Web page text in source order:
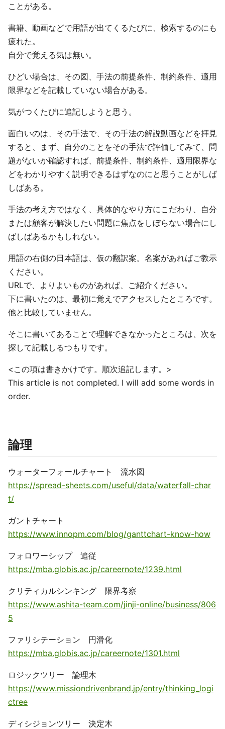
ことがある。
書籍、動画などで用語が出てくるたびに、検索するのにも
疲れた。
自分で覚える気は無い。
ひどい場合は、その図、手法の前提条件、制約条件、適用
限界などを記載していない場合がある。
気がつくたびに追記しようと思う。
面白いのは、その手法で、その手法の解説動画などを拝見
すると、まず、自分のことをその手法で評価してみて、問
題がないか確認すれば、前提条件、制約条件、適用限界な
どをわかりやすく説明できるはずなのにと思うことがしば
しばある。
手法の考え方ではなく、具体的なやり方にこだわり、自分
または顧客が解決したい問題に焦点をしぼらない場合にし
ばしばあるかもしれない。
用語の右側の日本語は、仮の翻訳案。名案があればご教示
ください。
URLで、よりよいものがあれば、ご紹介ください。
下に書いたのは、最初に覚えでアクセスしたところです。
他と比較していません。
そこに書いてあることで理解できなかったところは、次を
探して記載しるつもりです。
<この項は書きかけです。順次追記します。>
This article is not completed. I will add some words in
order.
論理
ウォーターフォールチャート 流水図
https://spread-sheets.com/useful/data/waterfall-char
t/
ガントチャート
https://www.innopm.com/blog/ganttchart-know-how
フォロワーシップ 追従
https://mba.globis.ac.jp/careernote/1239.html
クリティカルシンキング 限界考察
https://www.ashita-team.com/jinji-online/business/806
5
ファリシテーション 円滑化
https://mba.globis.ac.jp/careernote/1301.html
ロジックツリー 論理木
https://www.missiondrivenbrand.jp/entry/thinking_logi
ctree
ディシジョンツリー 決定木